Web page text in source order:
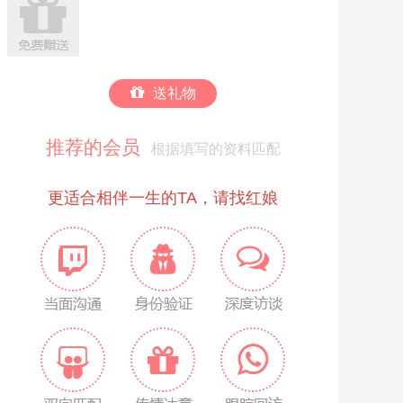
送礼物
推荐的会员 根据填写的资料匹配
更适合相伴一生的TA，请找红娘